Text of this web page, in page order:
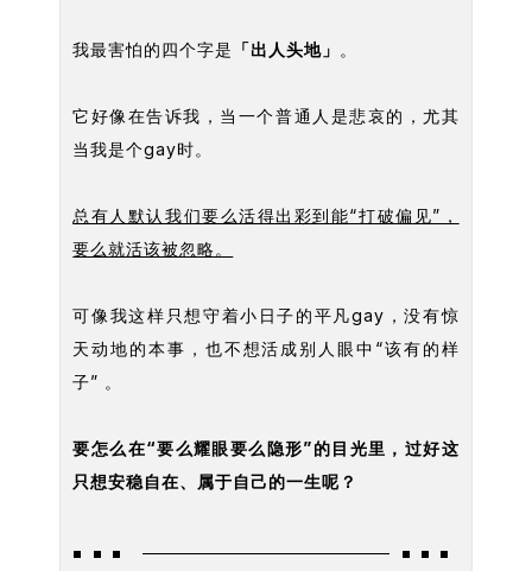
我最害怕的四个字是 「出人头地」 。
它好像在告诉我，当一个普通人是悲哀的，尤其
当我是个gay时。
总有人默认我们要么活得出彩到能“打破偏见”，
要么就活该被忽略。
可像我这样只想守着小日子的平凡gay，没有惊
天动地的本事，也不想活成别人眼中“该有的样
子” 。
要怎么在“要么耀眼要么隐形”的目光里，过好这
只想安稳自在、属于自己的一生呢？